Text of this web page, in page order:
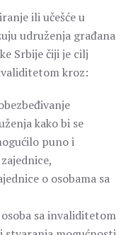
ili učešće u
udruženja građana
Srbije čiji je cilj
kroz:
kako bi se
puno i
o osobama sa
sa invaliditetom